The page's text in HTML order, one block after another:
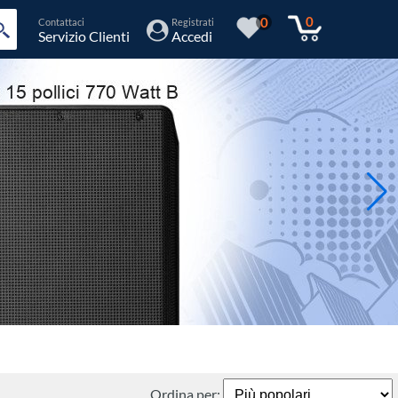
Contattaci
Servizio Clienti
Registrati
Accedi
0 0
Ordina per: